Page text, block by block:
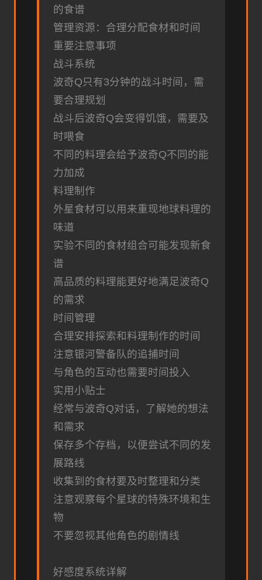
的食谱
管理资源：合理分配食材和时间
重要注意事项
战斗系统
波奇Q只有3分钟的战斗时间，需
要合理规划
战斗后波奇Q会变得饥饿，需要及
时喂食
不同的料理会给予波奇Q不同的能
力加成
料理制作
外星食材可以用来重现地球料理的
味道
实验不同的食材组合可能发现新食
谱
高品质的料理能更好地满足波奇Q
的需求
时间管理
合理安排探索和料理制作的时间
注意银河警备队的追捕时间
与角色的互动也需要时间投入
实用小贴士
经常与波奇Q对话，了解她的想法
和需求
保存多个存档，以便尝试不同的发
展路线
收集到的食材要及时整理和分类
注意观察每个星球的特殊环境和生
物
不要忽视其他角色的剧情线
好感度系统详解